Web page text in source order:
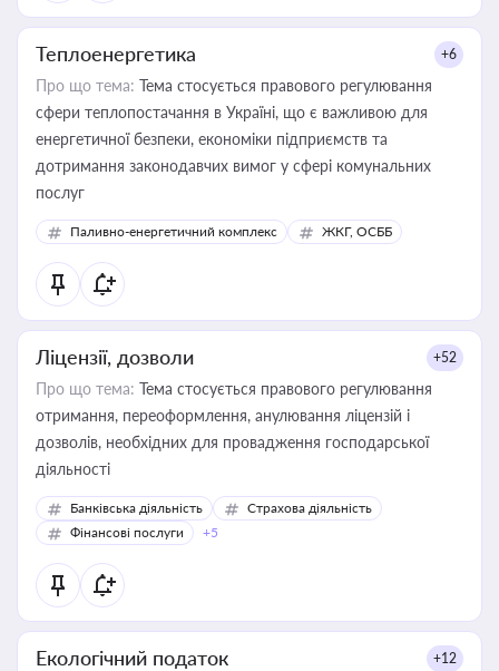
Теплоенергетика +6
Про що тема: Тема стосується правового регулювання
сфери теплопостачання в Україні, що є важливою для
енергетичної безпеки, економіки підприємств та
дотримання законодавчих вимог у сфері комунальних
послуг
Паливно-енергетичний комплекс ЖКГ, ОСББ
Ліцензії, дозволи +52
Про що тема: Тема стосується правового регулювання
отримання, переоформлення, анулювання ліцензій і
дозволів, необхідних для провадження господарської
діяльності
Банківська діяльність
Страхова діяльність
Фінансові послуги
+5
Екологічний податок +12